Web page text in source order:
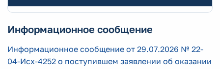
Информационное сообщение
Информационное сообщение от 29.07.2026 № 22-
04-Исх-4252 о поступившем заявлении об оказании